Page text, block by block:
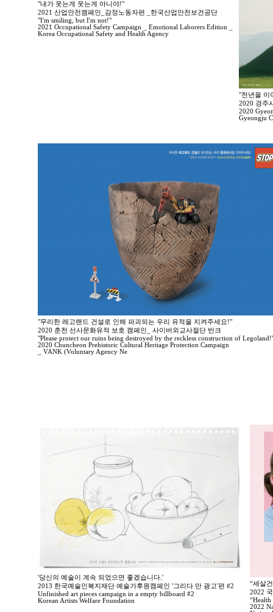
"내가 웃는게 웃는게 아니야!"
2021 산업안전캠페인_감정노동자편 _한국산업안전보건공단
"I'm smiling, but I'm not!"
2021 Occupational Safety Campaign _ Emotional Laborers Edition _
Korea Occupational Safety and Health Agency
"천년을 이
2020 경주
2020
Gyeongju
"무리한 레고랜드 건설로 인해 파괴되는 우리 유적을 지켜주세요!"
2020 춘천 선사문화유적 보호 캠페인_ 사이버외교사절단 반크
"Please protect our ruins being destroyed by the reckless construction of
2020 Chuncheon Prehistoric Cultural Heritage Protection Campaign
_ VANK (Voluntary Agency Ne
'당신의 예술이 계속 되었으면 좋겠습니다.'
2013 한국예술인복지재단 예술가후원캠페인 '그리다 만 광고'편 #2
Unfinished art pieces campaign in a empty billboard #2
Korean Artists Welfare Foundation
“세살
2022
2022